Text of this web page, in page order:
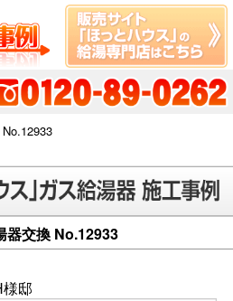
器交換 No.12933
邸